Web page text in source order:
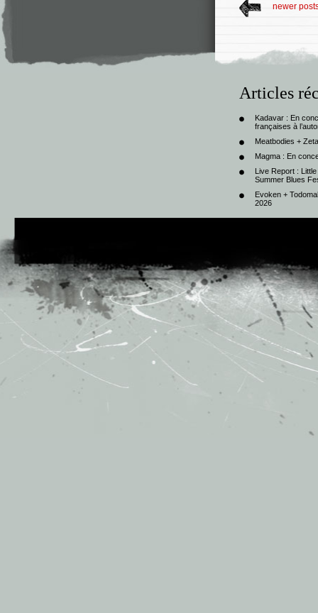
newer
Articles
Kadavar : En
françaises à
Meatbodies +
Magma : En
Live Report :
Summer Blues
Evoken +
2026